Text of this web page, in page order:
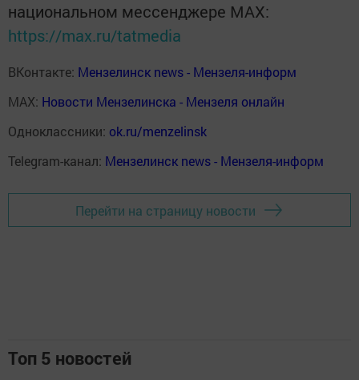
национальном мессенджере MАХ:
https://max.ru/tatmedia
ВКонтакте: Мензелинск news - Мензеля-информ
MAX: Новости Мензелинска - Мензеля онлайн
Одноклассники: ok.ru/menzelinsk
Telegram-канал: Мензелинск news - Мензеля-информ
Перейти на страницу новости
Топ 5 новостей